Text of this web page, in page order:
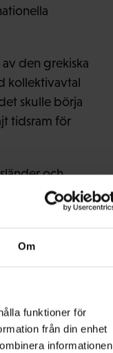
Om
funktioner för
från din enhet
informationen
den grekiska
kollektivavtal
skulle börja
tidsram för
och
att man
autonomi i
de